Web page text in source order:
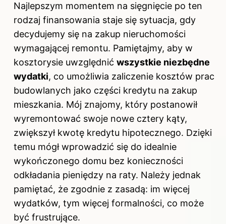
Najlepszym momentem na sięgnięcie po ten
rodzaj finansowania staje się sytuacja, gdy
decydujemy się na zakup nieruchomości
wymagającej remontu. Pamiętajmy, aby w
kosztorysie uwzględnić wszystkie niezbędne
wydatki, co umożliwia zaliczenie kosztów prac
budowlanych jako części kredytu na zakup
mieszkania. Mój znajomy, który postanowił
wyremontować swoje nowe cztery kąty,
zwiększył kwotę kredytu hipotecznego. Dzięki
temu mógł wprowadzić się do idealnie
wykończonego domu bez konieczności
odkładania pieniędzy na raty. Należy jednak
pamiętać, że zgodnie z zasadą: im więcej
wydatków, tym więcej formalności, co może
być frustrujące.